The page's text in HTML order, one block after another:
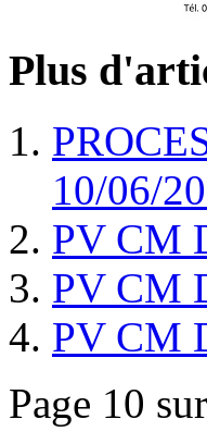
Plus
10/06/
PV CM
PV CM
PV CM
Page 10